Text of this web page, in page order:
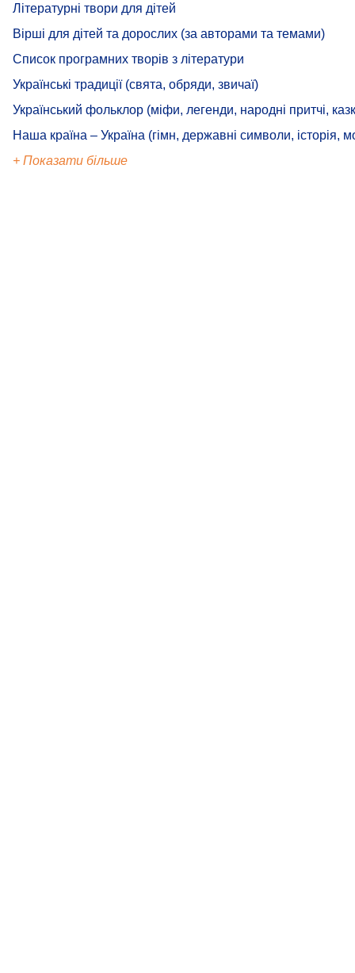
Літературні твори для дітей
Вірші для дітей та дорослих (за авторами та темами)
Список програмних творів з літератури
Українські традиції (свята, обряди, звичаї)
Український фольклор (міфи, легенди, народні притчі,
Наша країна – Україна (гімн, державні символи, історія,
+ Показати більше